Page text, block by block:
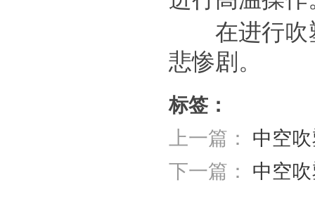
在进行吹塑
悲惨剧。
标签：
上一篇： 中空
下一篇： 中空